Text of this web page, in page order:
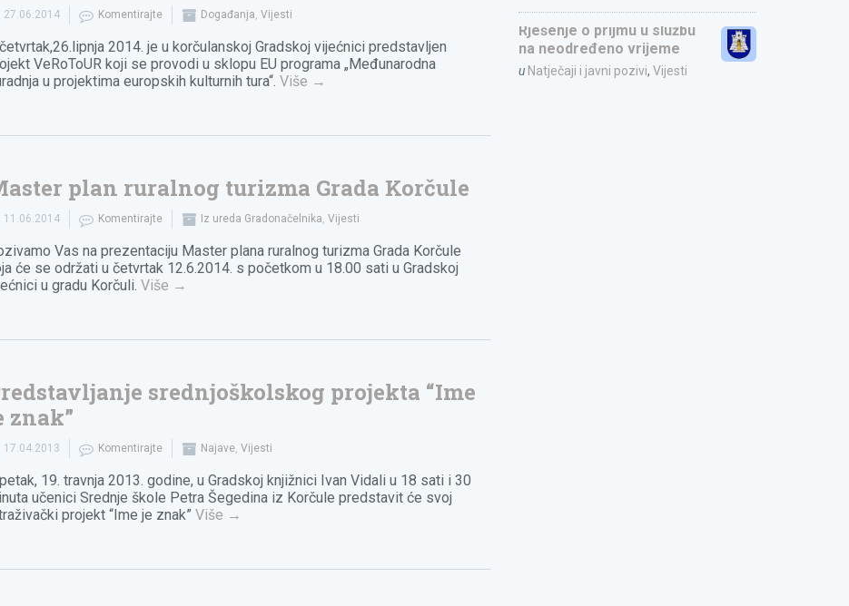
27.06.2014 Komentirajte Događanja,Vijesti
2014. je u korčulanskoj Gradskoj vijećnici predstavljen
VeRoToUR koji se provodi u sklopu EU programa „Međunarodna
u projektima europskih kulturnih tura“.Više →
plan ruralnog turizma Grada Korčule
11.06.2014 Komentirajte Iz ureda Gradonačelnika,Vijesti
Vas na prezentaciju Master plana ruralnog turizma Grada Korčule
će se održati u četvrtak 12.6.2014. s početkom u 18.00 sati u Gradskoj
u gradu Korčuli.Više →
srednjoškolskog projekta “Ime
znak”
17.04.2013 Komentirajte Najave,Vijesti
19. travnja 2013. godine, u Gradskoj knjižnici Ivan Vidali u 18 sati i 30
učenici Srednje škole Petra Šegedina iz Korčule predstavit će svoj
projekt “Ime je znak”Više →
Rješenje o prijmu u službu
na neodređeno vrijeme
u Natječaji i javni pozivi, Vijesti